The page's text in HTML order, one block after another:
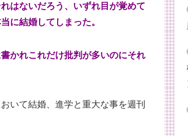
はないだろう、いずれ目が覚めて
に結婚してしまった。
かれこれだけ批判が多いのにそれ
いて結婚、進学と重大な事を週刊